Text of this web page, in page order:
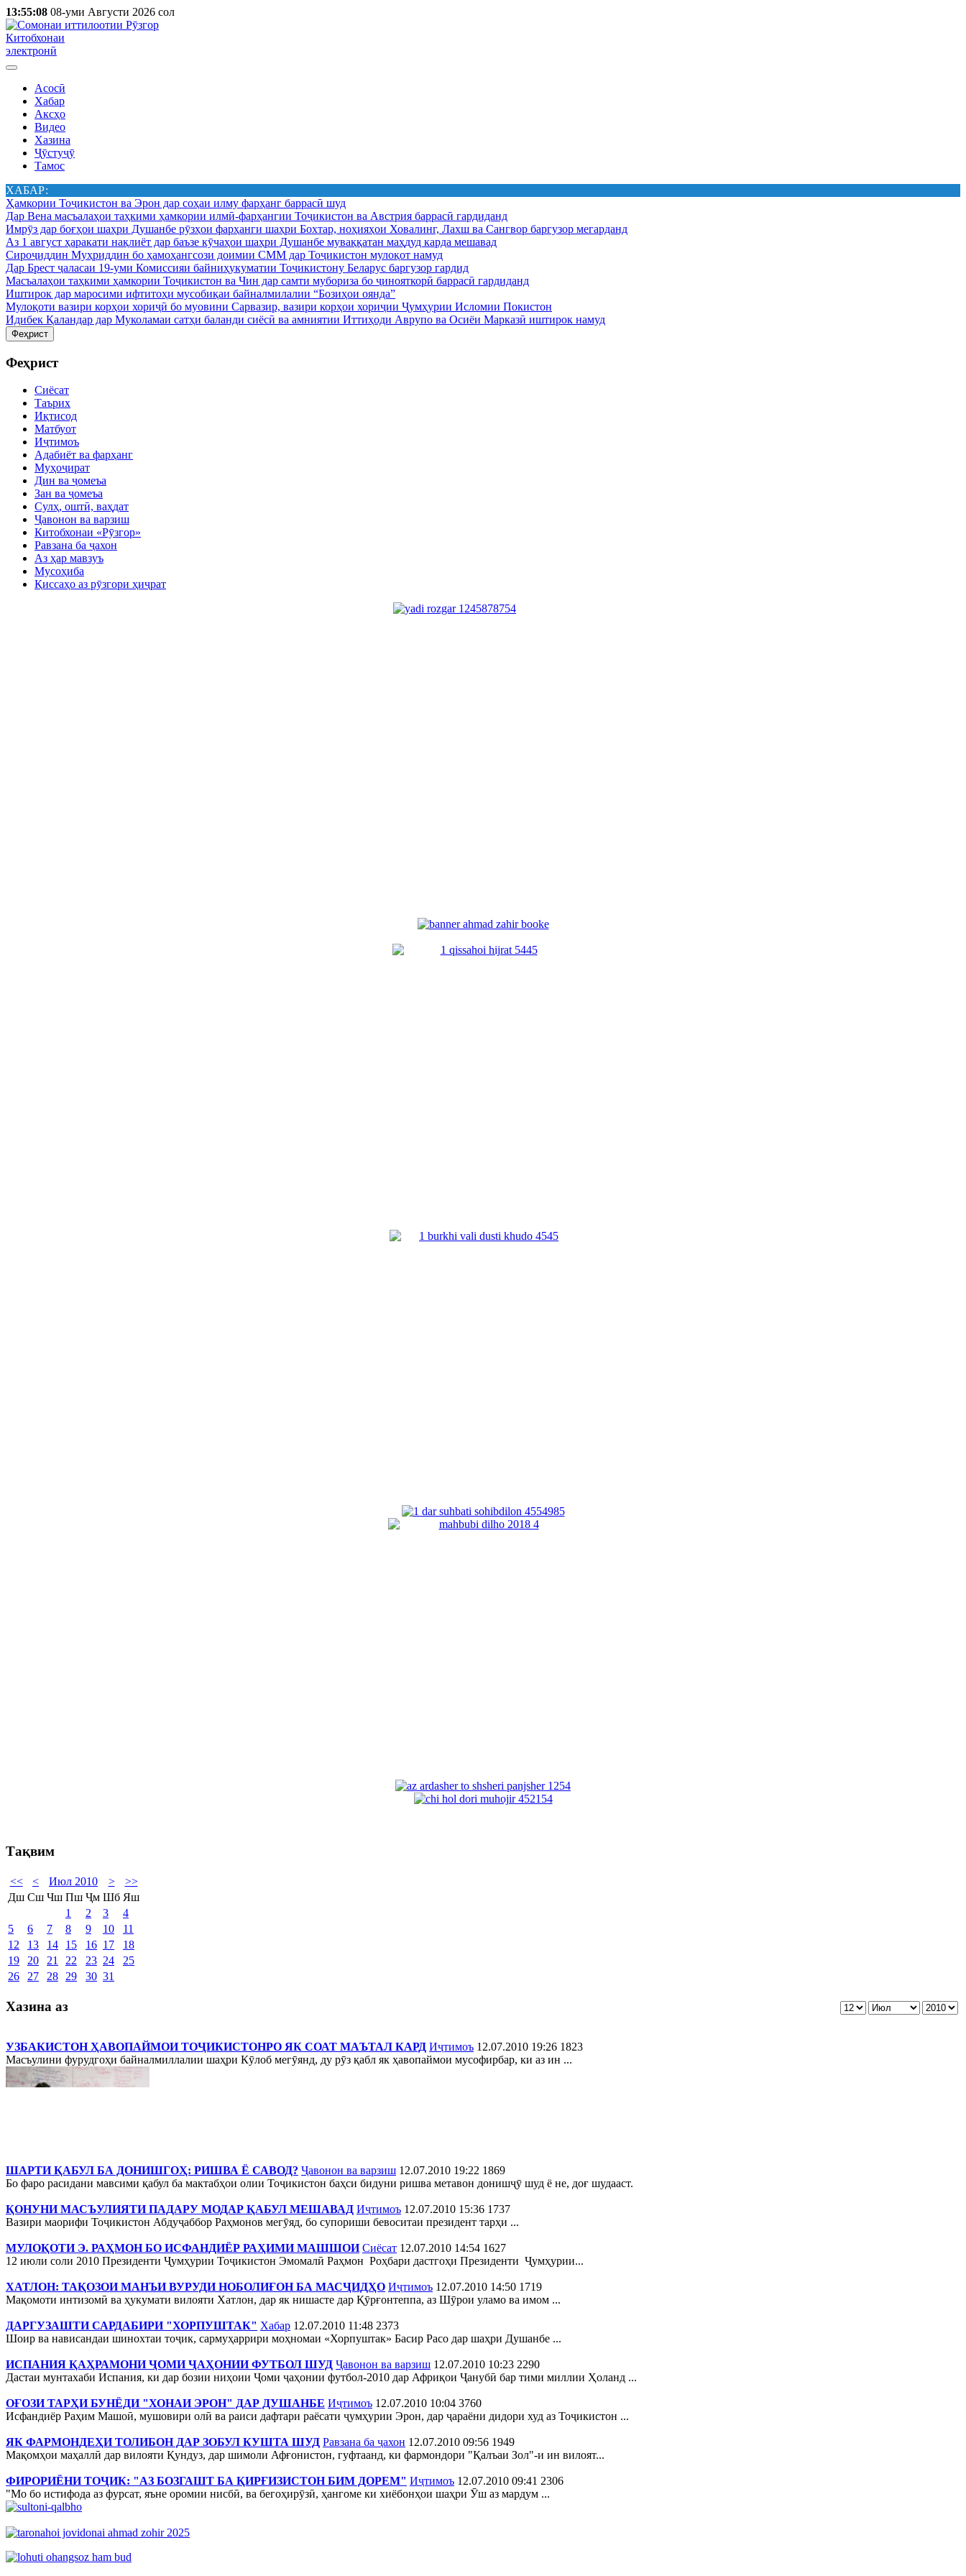
13:55:08 08-уми Августи 2026 сол
Китобхонаи
электронӣ
Асосӣ
Хабар
Аксҳо
Видео
Хазина
Ҷӯстуҷӯ
Тамос
ХАБАР:
Ҳамкории Тоҷикистон ва Эрон дар соҳаи илму фарҳанг баррасӣ шуд
Дар Вена масъалаҳои таҳкими ҳамкории илмӣ-фарҳангии Тоҷикистон ва Австрия баррасӣ гардиданд
Имрӯз дар боғҳои шаҳри Душанбе рӯзҳои фарҳанги шаҳри Бохтар, ноҳияҳои Ховалинг, Лахш ва Сангвор баргузор мегарданд
Аз 1 август ҳаракати нақлиёт дар баъзе кӯчаҳои шаҳри Душанбе муваққатан маҳдуд карда мешавад
Сироҷиддин Муҳриддин бо ҳамоҳангсози доимии СММ дар Тоҷикистон мулоқот намуд
Дар Брест ҷаласаи 19-уми Комиссияи байниҳукуматии Тоҷикистону Беларус баргузор гардид
Масъалаҳои таҳкими ҳамкории Тоҷикистон ва Чин дар самти мубориза бо ҷинояткорӣ баррасӣ гардиданд
Иштирок дар маросими ифтитоҳи мусобиқаи байналмилалии “Бозиҳои оянда”
Мулоқоти вазири корҳои хориҷӣ бо муовини Сарвазир, вазири корҳои хориҷии Ҷумҳурии Исломии Покистон
Идибек Қаландар дар Муколамаи сатҳи баланди сиёсӣ ва амниятии Иттиҳоди Аврупо ва Осиёи Марказӣ иштирок намуд
Феҳрист
Феҳрист
Сиёсат
Таърих
Иқтисод
Матбуот
Иҷтимоъ
Адабиёт ва фарҳанг
Муҳоҷират
Дин ва ҷомеъа
Зан ва ҷомеъа
Сулҳ, оштӣ, ваҳдат
Ҷавонон ва варзиш
Китобхонаи «Рӯзгор»
Равзана ба ҷахон
Аз ҳар мавзуъ
Мусоҳиба
Қиссаҳо аз рӯзгори ҳиҷрат
Тақвим
<< < Июл 2010 >
>>
Дш Сш Чш Пш Ҷм Шб Яш
1
2 3
4
5
6 7 8 9 10
11
12
13 14 15 16 17
18
19
20 21 22 23 24
25
26
27 28 29 30 31
Хазина аз
УЗБАКИСТОН ҲАВОПАЙМОИ ТОҶИКИСТОНРО ЯК СОАТ МАЪТАЛ КАРД Иҷтимоъ 12.07.2010 19:26 1823
Масъулини фурудгоҳи байналмиллалии шаҳри Кӯлоб мегӯянд, ду рӯз қабл як ҳавопаймои мусофирбар, ки аз ин ...
ШАРТИ ҚАБУЛ БА ДОНИШГОҲ: РИШВА Ё САВОД? Ҷавонон ва варзиш 12.07.2010 19:22 1869
Бо фаро расидани мавсими қабул ба мактабҳои олии Тоҷикистон баҳси бидуни ришва метавон донишҷӯ шуд ё не, доғ шудааст.
ҚОНУНИ МАСЪУЛИЯТИ ПАДАРУ МОДАР ҚАБУЛ МЕШАВАД Иҷтимоъ 12.07.2010 15:36 1737
Вазири маорифи Тоҷикистон Абдуҷаббор Раҳмонов мегӯяд, бо супориши бевоситаи президент тарҳи ...
МУЛОҚОТИ Э. РАҲМОН БО ИСФАНДИЁР РАҲИМИ МАШШОИ Сиёсат 12.07.2010 14:54 1627
12 июли соли 2010 Президенти Ҷумҳурии Тоҷикистон Эмомалӣ Раҳмон Роҳбари дастгоҳи Президенти Ҷумҳурии...
ХАТЛОН: ТАҚОЗОИ МАНЪИ ВУРУДИ НОБОЛИҒОН БА МАСҶИДҲО Иҷтимоъ 12.07.2010 14:50 1719
Мақомоти интизомӣ ва ҳукумати вилояти Хатлон, дар як нишасте дар Қӯрғонтеппа, аз Шӯрои уламо ва имом ...
ДАРГУЗАШТИ САРДАБИРИ "ХОРПУШТАК" Хабар 12.07.2010 11:48 2373
Шоир ва нависандаи шинохтаи тоҷик, сармуҳаррири моҳномаи «Хорпуштак» Басир Расо дар шаҳри Душанбе ...
ИСПАНИЯ ҚАҲРАМОНИ ҶОМИ ҶАҲОНИИ ФУТБОЛ ШУД Ҷавонон ва варзиш 12.07.2010 10:23 2290
Дастаи мунтахаби Испания, ки дар бозии ниҳоии Ҷоми ҷаҳонии футбол-2010 дар Африқои Ҷанубӣ бар тими миллии Ҳоланд ...
ОҒОЗИ ТАРҲИ БУНЁДИ "ХОНАИ ЭРОН" ДАР ДУШАНБЕ Иҷтимоъ 12.07.2010 10:04 3760
Исфандиёр Раҳим Машоӣ, мушовири олӣ ва раиси дафтари раёсати ҷумҳурии Эрон, дар ҷараёни дидори худ аз Тоҷикистон ...
ЯК ФАРМОНДЕҲИ ТОЛИБОН ДАР ЗОБУЛ КУШТА ШУД Равзана ба ҷахон 12.07.2010 09:56 1949
Мақомҳои маҳаллӣ дар вилояти Қундуз, дар шимоли Афғонистон, гуфтаанд, ки фармондори "Қалъаи Зол"-и ин вилоят...
ФИРОРИЁНИ ТОҶИК: "АЗ БОЗГАШТ БА ҚИРҒИЗИСТОН БИМ ДОРЕМ" Иҷтимоъ 12.07.2010 09:41 2306
"Мо бо истифода аз фурсат, яъне оромии нисбӣ, ва бегоҳирӯзӣ, ҳангоме ки хиёбонҳои шаҳри Ӯш аз мардум ...